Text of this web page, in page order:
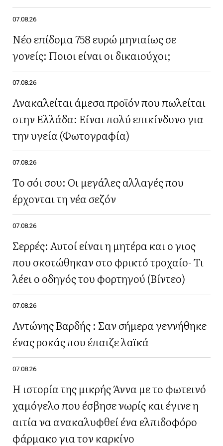
07.08.26
Νέο επίδομα 758 ευρώ μηνιαίως σε
γονείς: Ποιοι είναι οι δικαιούχοι;
07.08.26
Ανακαλείται άμεσα προϊόν που πωλείται
στην Ελλάδα: Είναι πολύ επικίνδυνο για
την υγεία (Φωτογραφία)
07.08.26
Το σόι σου: Οι μεγάλες αλλαγές που
έρχονται τη νέα σεζόν
07.08.26
Σερρές: Αυτοί είναι η μητέρα και ο γιος
που σκοτώθηκαν στο φρικτό τροχαίο- Τι
λέει ο οδηγός του φορτηγού (Βίντεο)
07.08.26
Αντώνης Βαρδής : Σαν σήμερα γεννήθηκε
ένας ροκάς που έπαιζε λαϊκά
07.08.26
Η ιστορία της μικρής Άννα με το φωτεινό
χαμόγελο που έσβησε νωρίς και έγινε η
αιτία να ανακαλυφθεί ένα ελπιδοφόρο
φάρμακο για τον καρκίνο